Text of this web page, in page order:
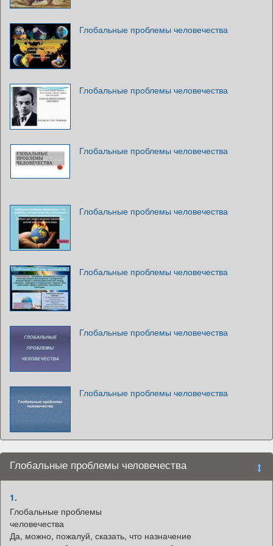
Глобальные проблемы человечества
Глобальные проблемы человечества
Глобальные проблемы человечества
Глобальные проблемы человечества
Глобальные проблемы человечества
Глобальные проблемы человечества
Глобальные проблемы человечества
Глобальные проблемы человечества
1.
Глобальные проблемы
человечества
Да, можно, пожалуй, сказать, что назначение